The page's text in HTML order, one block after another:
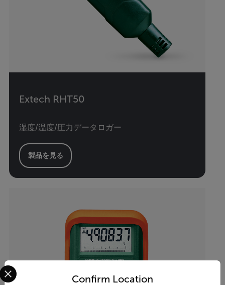
Extech RHT50
湿度/温度/圧力データロガー
製品を見る
Confirm Location
Select your preferred country and language from the